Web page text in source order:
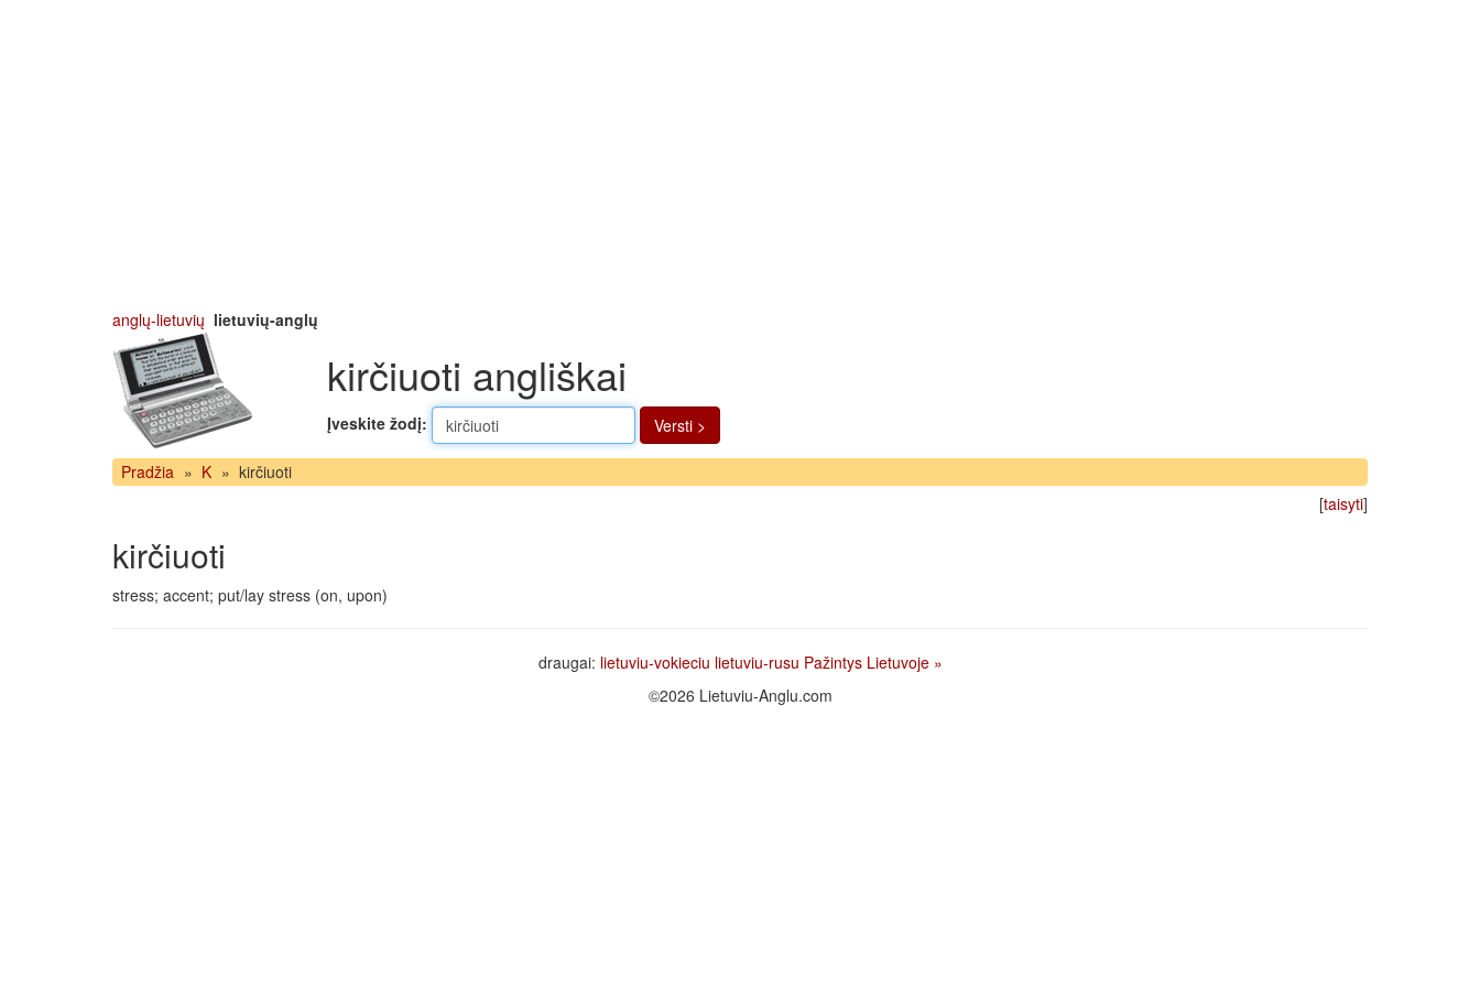
anglų-lietuvių lietuvių-anglų
kirčiuoti angliškai
Įveskite žodį: Versti >
Pradžia » K » kirčiuoti
[taisyti]
kirčiuoti
stress; accent; put/lay stress (on, upon)
draugai: lietuviu-vokieciu lietuviu-rusu Pažintys Lietuvoje »
©2026 Lietuviu-Anglu.com